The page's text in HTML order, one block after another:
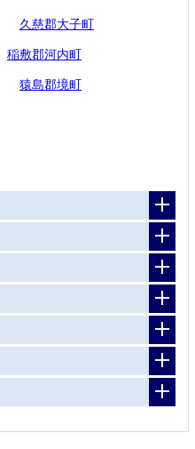
久慈郡大子町
稲敷郡河内町
猿島郡境町